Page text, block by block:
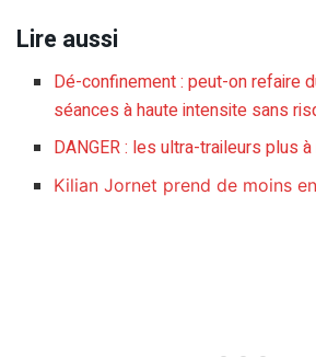
Lire aussi
Dé-confinement : peut-on refaire
séances à haute intensite sans
DANGER : les ultra-traileurs plus
Kilian Jornet prend de moins